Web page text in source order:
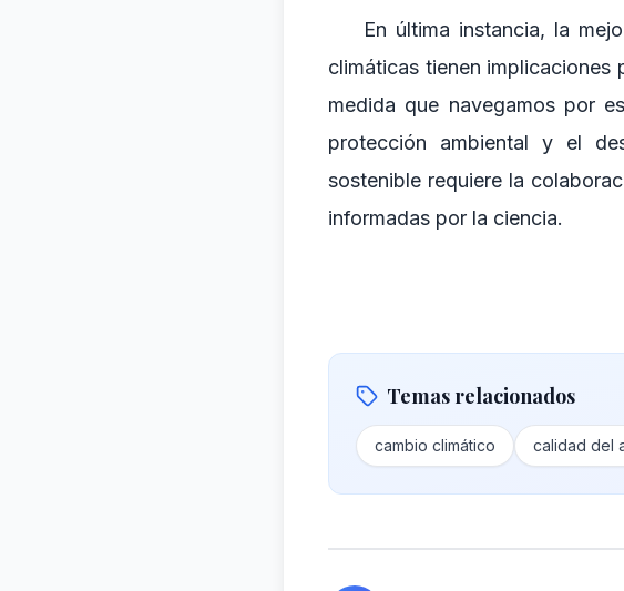
En última instancia, la
climáticas tienen
medida que navegamos por
protección ambiental y el
sostenible requiere la
informadas por la ciencia.
Temas relacionados
cambio climático calidad del